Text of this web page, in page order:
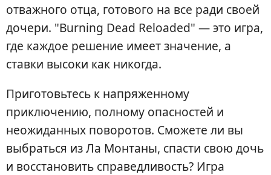
отважного отца, готового на все ради своей
дочери. "Burning Dead Reloaded" — это игра,
где каждое решение имеет значение, а
ставки высоки как никогда.
Приготовьтесь к напряженному
приключению, полному опасностей и
неожиданных поворотов. Сможете ли вы
выбраться из Ла Монтаны, спасти свою дочь
и восстановить справедливость? Игра